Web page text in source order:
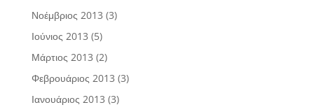
Νοέμβριος 2013 (3)
Ιούνιος 2013 (5)
Μάρτιος 2013 (2)
Φεβρουάριος 2013 (3)
Ιανουάριος 2013 (3)